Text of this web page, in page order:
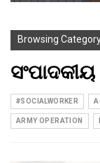
Browsing
ସଂପାଦକୀୟ
#SOCIALWORKER
ARMY OPERATION